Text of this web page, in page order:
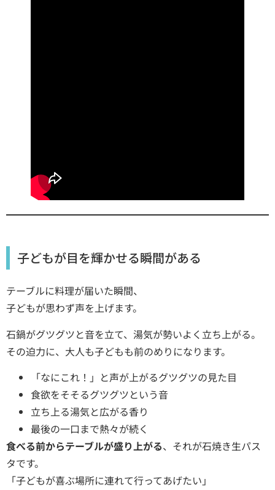
子どもが目を輝かせる瞬間がある
テーブルに料理が届いた瞬間、
子どもが思わず声を上げます。
石鍋がグツグツと音を立て、湯気が勢いよく立ち上がる。
その迫力に、大人も子どもも前のめりになります。
「なにこれ！」と声が上がるグツグツの見た目
食欲をそそるグツグツという音
立ち上る湯気と広がる香り
最後の一口まで熱々が続く
食べる前からテーブルが盛り上がる、それが石焼き生パス
タです。
「子どもが喜ぶ場所に連れて行ってあげたい」